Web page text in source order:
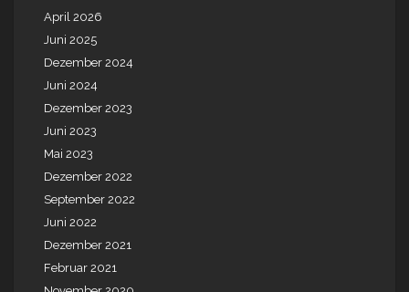
April 2026
Juni 2025
Dezember 2024
Juni 2024
Dezember 2023
Juni 2023
Mai 2023
Dezember 2022
September 2022
Juni 2022
Dezember 2021
Februar 2021